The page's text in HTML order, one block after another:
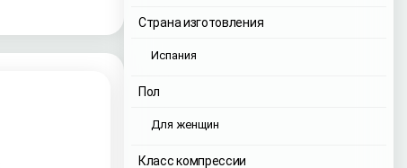
Страна изготовления
Испания
Пол
Для женщин
Класс компрессии